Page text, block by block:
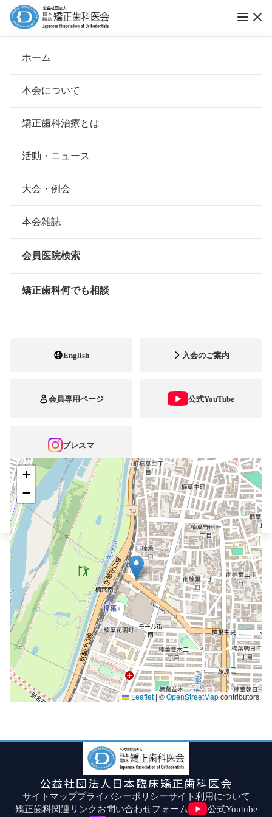
ホーム
本会について
会長挨拶
基本理念
組織について
本会の歴史
情報公開
矯正歯科治療とは
安心して治療を受けていただくための「6つの指針」
安心できる矯正歯科治療契約のための「7つの提言」
矯正歯科治療について
活動・ニュース
大会・例会
本会雑誌
会員医院検索
矯正歯科何でも相談
English 入会のご案内
会員専用ページ 公式YouTube
ブレスマ
医療法人 深井矯正歯科クリニック
ホーム 会員医院検索
医療法人 深井矯正歯科クリニック
所在地
大阪府枚方市町楠葉1-4-8シャルム
電話番号 072-864-6435
矯正診断料算定施設
+
−
Leaflet | ©OpenStreetMapcontributors
公益社団法人日本臨床矯正歯科医会
サイトマッププライバシーポリシーサイト利用について
矯正歯科関連リンクお問い合わせフォーム 公式Youtube